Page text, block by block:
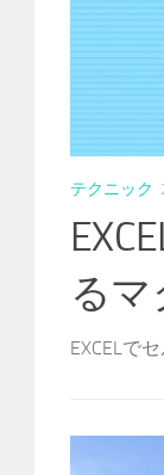
テクニック
る
EXCELで